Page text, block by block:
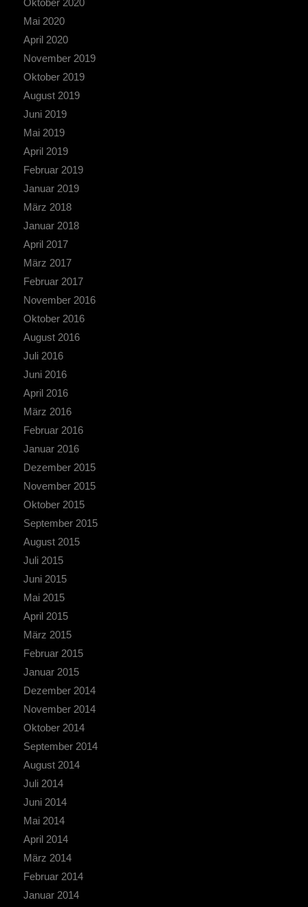
Oktober 2020
Mai 2020
April 2020
November 2019
Oktober 2019
August 2019
Juni 2019
Mai 2019
April 2019
Februar 2019
Januar 2019
März 2018
Januar 2018
April 2017
März 2017
Februar 2017
November 2016
Oktober 2016
August 2016
Juli 2016
Juni 2016
April 2016
März 2016
Februar 2016
Januar 2016
Dezember 2015
November 2015
Oktober 2015
September 2015
August 2015
Juli 2015
Juni 2015
Mai 2015
April 2015
März 2015
Februar 2015
Januar 2015
Dezember 2014
November 2014
Oktober 2014
September 2014
August 2014
Juli 2014
Juni 2014
Mai 2014
April 2014
März 2014
Februar 2014
Januar 2014